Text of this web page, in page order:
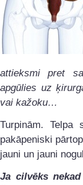
attieksmi pret
apgūlies uz
vai kažoku…
Turpinām. Telpa
pakāpeniski
jauni un jauni
Ja cilvēks